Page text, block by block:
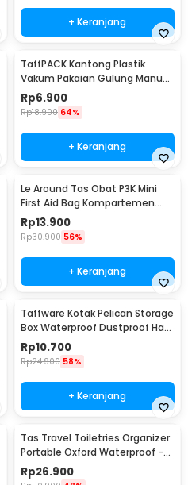
+ Keranjang
TaffPACK Kantong Plastik
Vakum Pakaian Gulung Manual
1 PCS 39.5x60cm - VB-70
Rp6.900
Rp18.900 64%
+ Keranjang
Le Around Tas Obat P3K Mini
First Aid Bag Kompartemen
Travel - A3079
Rp13.900
Rp30.900 56%
+ Keranjang
Taffware Kotak Pelican Storage
Box Waterproof Dustproof Hard
Case ABS L - G10/J020
Rp10.700
Rp24.900 58%
+ Keranjang
Tas Travel Toiletries Organizer
Portable Oxford Waterproof -
F119
Rp26.900